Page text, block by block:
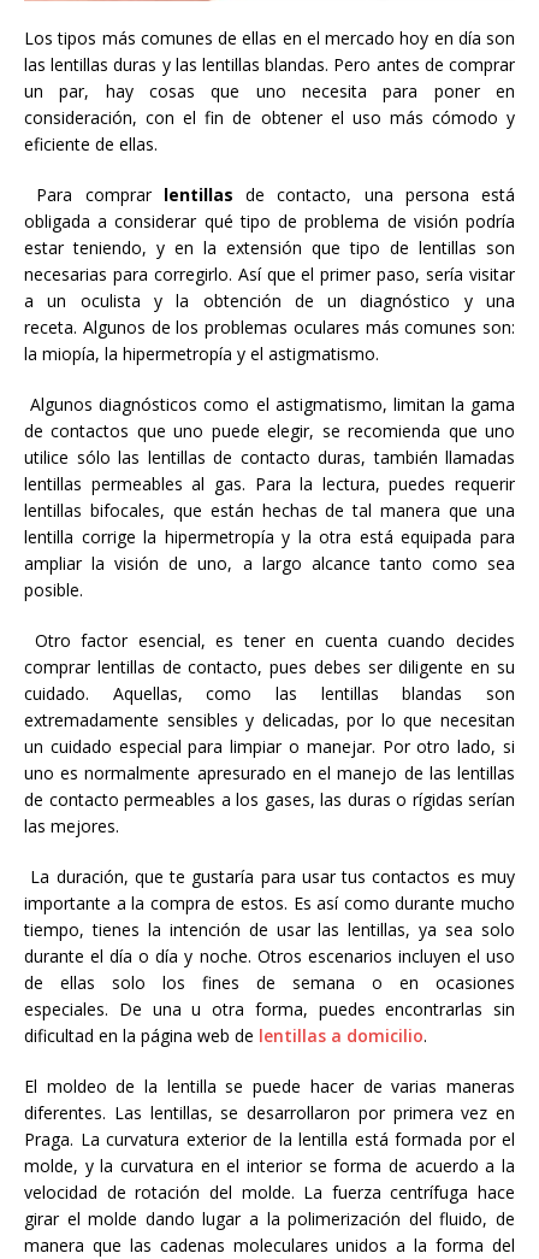
Los tipos más comunes de ellas en el mercado hoy en día son
las lentillas duras y las lentillas blandas. Pero antes de comprar
un par, hay cosas que uno necesita para poner en
consideración, con el fin de obtener el uso más cómodo y
eficiente de ellas.
Para comprar lentillas de contacto, una persona está
obligada a considerar qué tipo de problema de visión podría
estar teniendo, y en la extensión que tipo de lentillas son
necesarias para corregirlo. Así que el primer paso, sería visitar
a un oculista y la obtención de un diagnóstico y una
receta. Algunos de los problemas oculares más comunes son:
la miopía, la hipermetropía y el astigmatismo.
Algunos diagnósticos como el astigmatismo, limitan la gama
de contactos que uno puede elegir, se recomienda que uno
utilice sólo las lentillas de contacto duras, también llamadas
lentillas permeables al gas. Para la lectura, puedes requerir
lentillas bifocales, que están hechas de tal manera que una
lentilla corrige la hipermetropía y la otra está equipada para
ampliar la visión de uno, a largo alcance tanto como sea
posible.
Otro factor esencial, es tener en cuenta cuando decides
comprar lentillas de contacto, pues debes ser diligente en su
cuidado. Aquellas, como las lentillas blandas son
extremadamente sensibles y delicadas, por lo que necesitan
un cuidado especial para limpiar o manejar. Por otro lado, si
uno es normalmente apresurado en el manejo de las lentillas
de contacto permeables a los gases, las duras o rígidas serían
las mejores.
La duración, que te gustaría para usar tus contactos es muy
importante a la compra de estos. Es así como durante mucho
tiempo, tienes la intención de usar las lentillas, ya sea solo
durante el día o día y noche. Otros escenarios incluyen el uso
de ellas solo los fines de semana o en ocasiones
especiales. De una u otra forma, puedes encontrarlas sin
dificultad en la página web de lentillas a domicilio.
El moldeo de la lentilla se puede hacer de varias maneras
diferentes. Las lentillas, se desarrollaron por primera vez en
Praga. La curvatura exterior de la lentilla está formada por el
molde, y la curvatura en el interior se forma de acuerdo a la
velocidad de rotación del molde. La fuerza centrífuga hace
girar el molde dando lugar a la polimerización del fluido, de
manera que las cadenas moleculares unidos a la forma del